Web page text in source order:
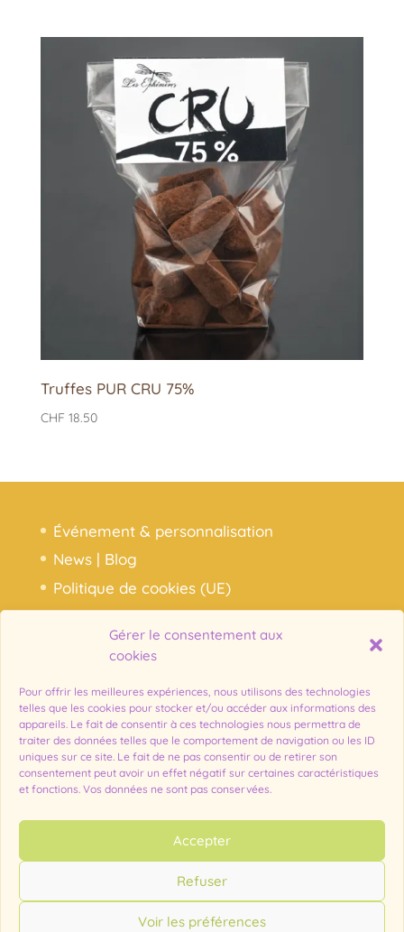
Gérer le consentement aux
cookies
Pour offrir les meilleures expériences, nous utilisons des technologies
telles que les cookies pour stocker et/ou accéder aux informations des
appareils. Le fait de consentir à ces technologies nous permettra de
traiter des données telles que le comportement de navigation ou les ID
uniques sur ce site. Le fait de ne pas consentir ou de retirer son
consentement peut avoir un effet négatif sur certaines caractéristiques
et fonctions. Vos données ne sont pas conservées.
Accepter
Refuser
Voir les préférences
Truffes PUR CRU 75%
CHF 18.50
Événement & personnalisation
News | Blog
Politique de cookies (UE)
Notre histoire, nos chocolats
Mon compte
Mentions légales – Chocolat Les
Ephémères